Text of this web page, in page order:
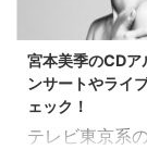
ていないよう
場版ポケット
キミにきめた!
TSUTAYA
で観れます！！
TSUTAYA
宮本美季のCDア
ンサートやライ
ェック！
テレビ東京系